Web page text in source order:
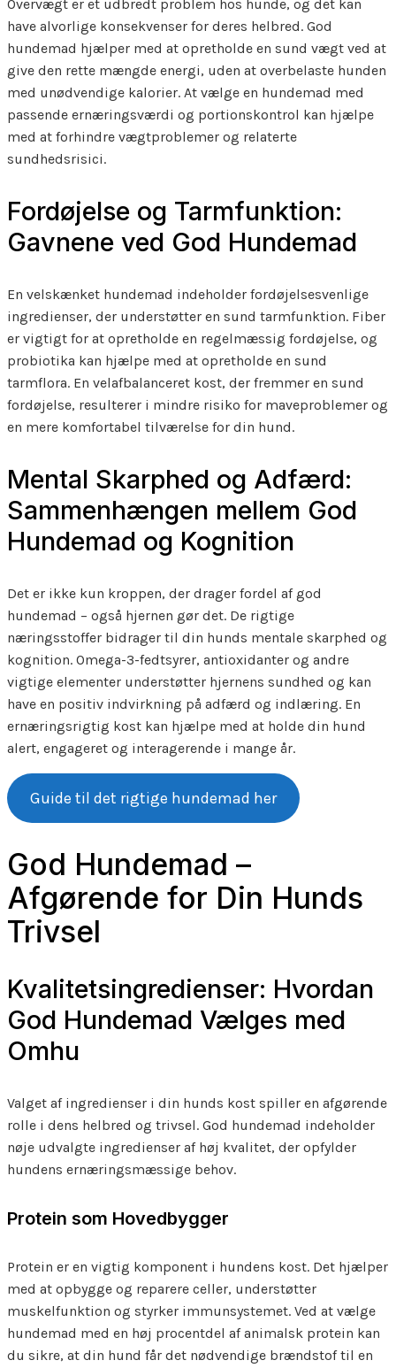
Overvægt er et udbredt problem hos hunde, og det kan
have alvorlige konsekvenser for deres helbred. God
hundemad hjælper med at opretholde en sund vægt ved at
give den rette mængde energi, uden at overbelaste hunden
med unødvendige kalorier. At vælge en hundemad med
passende ernæringsværdi og portionskontrol kan hjælpe
med at forhindre vægtproblemer og relaterte
sundhedsrisici.
Fordøjelse og Tarmfunktion:
Gavnene ved God Hundemad
En velskænket hundemad indeholder fordøjelsesvenlige
ingredienser, der understøtter en sund tarmfunktion. Fiber
er vigtigt for at opretholde en regelmæssig fordøjelse, og
probiotika kan hjælpe med at opretholde en sund
tarmflora. En velafbalanceret kost, der fremmer en sund
fordøjelse, resulterer i mindre risiko for maveproblemer og
en mere komfortabel tilværelse for din hund.
Mental Skarphed og Adfærd:
Sammenhængen mellem God
Hundemad og Kognition
Det er ikke kun kroppen, der drager fordel af god
hundemad – også hjernen gør det. De rigtige
næringsstoffer bidrager til din hunds mentale skarphed og
kognition. Omega-3-fedtsyrer, antioxidanter og andre
vigtige elementer understøtter hjernens sundhed og kan
have en positiv indvirkning på adfærd og indlæring. En
ernæringsrigtig kost kan hjælpe med at holde din hund
alert, engageret og interagerende i mange år.
Guide til det rigtige hundemad her
God Hundemad –
Afgørende for Din Hunds
Trivsel
Kvalitetsingredienser: Hvordan
God Hundemad Vælges med
Omhu
Valget af ingredienser i din hunds kost spiller en afgørende
rolle i dens helbred og trivsel. God hundemad indeholder
nøje udvalgte ingredienser af høj kvalitet, der opfylder
hundens ernæringsmæssige behov.
Protein som Hovedbygger
Protein er en vigtig komponent i hundens kost. Det hjælper
med at opbygge og reparere celler, understøtter
muskelfunktion og styrker immunsystemet. Ved at vælge
hundemad med en høj procentdel af animalsk protein kan
du sikre, at din hund får det nødvendige brændstof til en